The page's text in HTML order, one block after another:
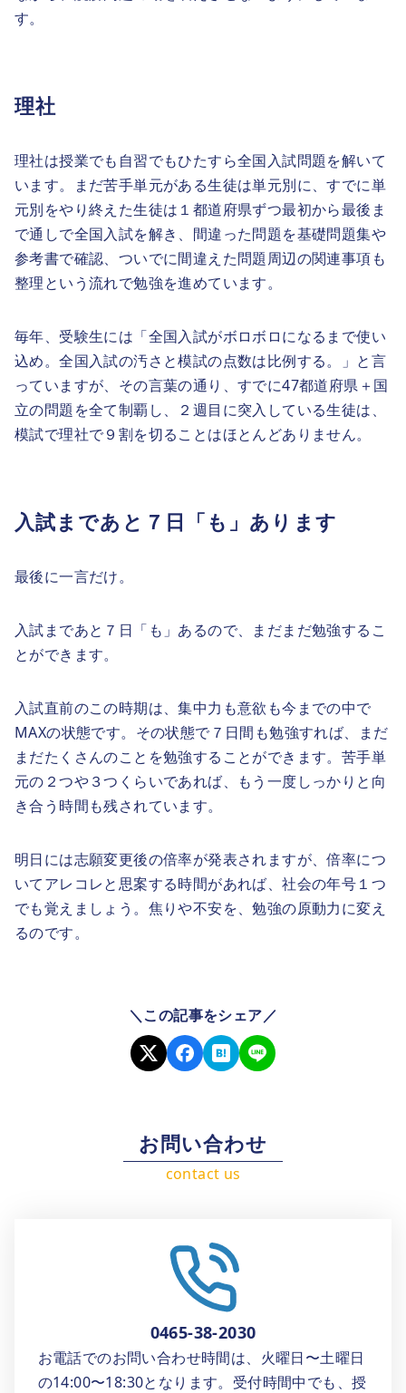
す。
理社
理社は授業でも自習でもひたすら全国入試問題を解いて
います。まだ苦手単元がある生徒は単元別に、すでに単
元別をやり終えた生徒は１都道府県ずつ最初から最後ま
で通しで全国入試を解き、間違った問題を基礎問題集や
参考書で確認、ついでに間違えた問題周辺の関連事項も
整理という流れで勉強を進めています。
毎年、受験生には「全国入試がボロボロになるまで使い
込め。全国入試の汚さと模試の点数は比例する。」と言
っていますが、その言葉の通り、すでに47都道府県＋国
立の問題を全て制覇し、２週目に突入している生徒は、
模試で理社で９割を切ることはほとんどありません。
入試まであと７日「も」あります
最後に一言だけ。
入試まであと７日「も」あるので、まだまだ勉強するこ
とができます。
入試直前のこの時期は、集中力も意欲も今までの中で
MAXの状態です。その状態で７日間も勉強すれば、まだ
まだたくさんのことを勉強することができます。苦手単
元の２つや３つくらいであれば、もう一度しっかりと向
き合う時間も残されています。
明日には志願変更後の倍率が発表されますが、倍率につ
いてアレコレと思案する時間があれば、社会の年号１つ
でも覚えましょう。焦りや不安を、勉強の原動力に変え
るのです。
＼この記事をシェア／
お問い合わせ
0465-38-2030
お電話でのお問い合わせ時間は、火曜日〜土曜日
の14:00〜18:30となります。受付時間中でも、授